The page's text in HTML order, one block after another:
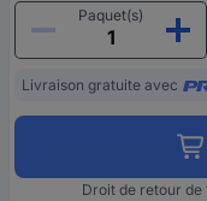
Paquet(s)
Livraison gratuite avec
Droit de retour de